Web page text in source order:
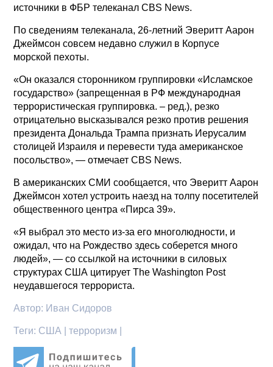
источники в ФБР телеканал CBS News.
По сведениям телеканала, 26-летний Эверитт Аарон
Джеймсон совсем недавно служил в Корпусе
морской пехоты.
«Он оказался сторонником группировки «Исламское
государство» (запрещенная в РФ международная
террористическая группировка. – ред.), резко
отрицательно высказывался резко против решения
президента Дональда Трампа признать Иерусалим
столицей Израиля и перевести туда американское
посольство», — отмечает CBS News.
В американских СМИ сообщается, что Эверитт Аарон
Джеймсон хотел устроить наезд на толпу посетителей
общественного центра «Пирса 39».
«Я выбрал это место из-за его многолюдности, и
ожидал, что на Рождество здесь соберется много
людей», — со ссылкой на источники в силовых
структурах США цитирует The Washington Post
неудавшегося террориста.
Автор: Иван Сидоров
Теги: США | терроризм |